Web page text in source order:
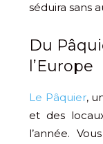
séduira sans
Du
l’Europe
Le Pâquier,
et des
l’année.